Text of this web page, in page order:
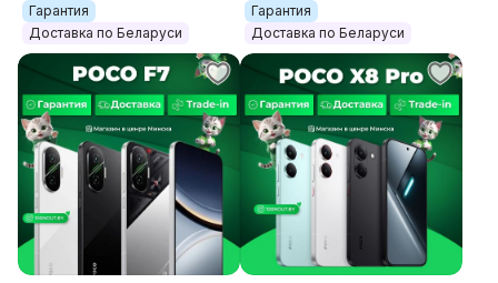
Гарантия
Доставка по Беларуси
Гарантия
Доставка по Беларуси